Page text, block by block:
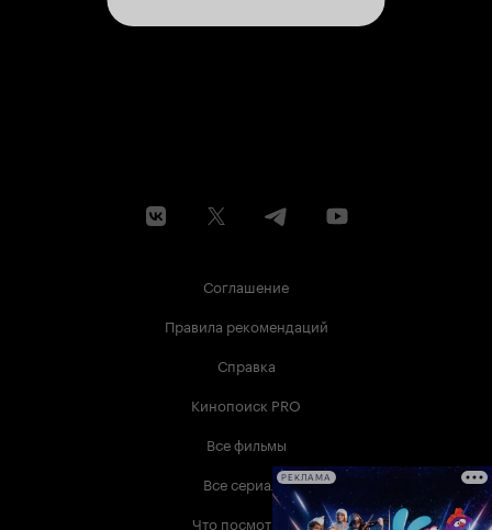
Соглашение
Правила рекомендаций
Справка
Кинопоиск PRO
Все фильмы
Все сериалы
Что посмотреть
РЕКЛАМА